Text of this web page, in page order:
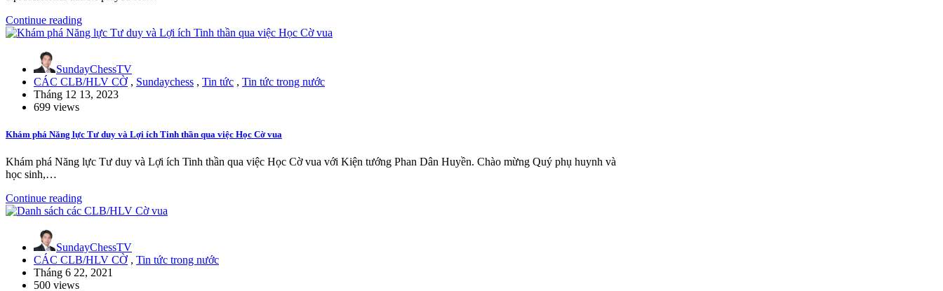
Continue reading
SundayChessTV
CÁC CLB/HLV CỜ , Sundaychess , Tin tức , Tin tức trong nước
Tháng 12 13, 2023
699 views
Khám phá Năng lực Tư duy và Lợi ích Tinh thần qua việc Học Cờ vua
Khám phá Năng lực Tư duy và Lợi ích Tinh thần qua việc Học Cờ vua với Kiện tướng Phan Dân Huyền. Chào mừng Quý phụ huynh và
học sinh,…
Continue reading
SundayChessTV
CÁC CLB/HLV CỜ , Tin tức trong nước
Tháng 6 22, 2021
500 views